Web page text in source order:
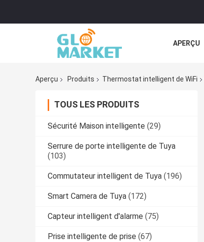
APERÇU
Aperçu
Produits Thermostat intelligent de WiFi
TOUS LES PRODUITS
Sécurité Maison intelligente (29)
Serrure de porte intelligente de Tuya
(103)
Commutateur intelligent de Tuya (196)
Smart Camera de Tuya (172)
Capteur intelligent d'alarme (75)
Prise intelligente de prise (67)